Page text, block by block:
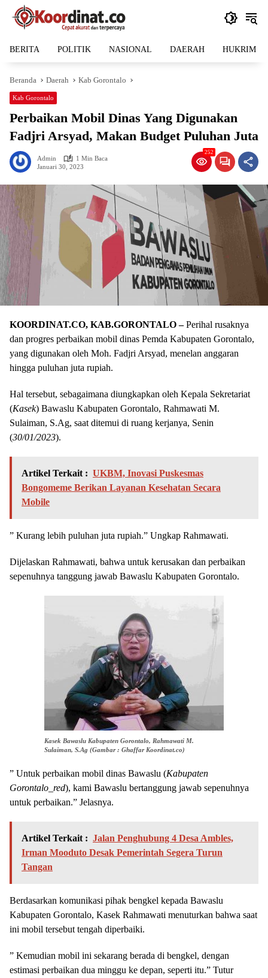
Langsung
BERITA POLITIK NASIONAL DAERAH HUKRIM
Beranda Daerah Kab Gorontalo
Kab Gorontalo
Perbaikan Mobil Dinas Yang Digunakan
Fadjri Arsyad, Makan Budget Puluhan Juta
Admin
1 Min Baca
Januari 30, 2023
252
KOORDINAT.CO, KAB.GORONTALO –Perihal rusaknya
dan progres perbaikan mobil dinas Pemda Kabupaten Gorontalo,
yang digunakan oleh Moh. Fadjri Arsyad, menelan anggaran
hingga puluhan juta rupiah.
Hal tersebut, sebagaimana diungkapkan oleh Kepala Sekretariat
(Kasek) Bawaslu Kabupaten Gorontalo, Rahmawati M.
Sulaiman, S.Ag, saat ditemui di ruang kerjanya, Senin
(30/01/2023).
Artikel Terkait : UKBM, Inovasi Puskesmas
Bongomeme Berikan Layanan Kesehatan Secara
Mobile
” Kurang lebih puluhan juta rupiah.” Ungkap Rahmawati.
Dijelaskan Rahmawati, bahwa untuk kerusakan dan perbaikan
sepenuhnya tanggung jawab Bawaslu Kabupaten Gorontalo.
Kasek Bawaslu Kabupaten Gorontalo, Rahmawati M.
Sulaiman, S.Ag (Gambar : Ghaffar Koordinat.co)
” Untuk perbaikan mobil dinas Bawaslu (Kabupaten
Gorontalo_red), kami Bawaslu bertanggung jawab sepenuhnya
untuk perbaikan.” Jelasnya.
Artikel Terkait : Jalan Penghubung 4 Desa Ambles,
Irman Mooduto Desak Pemerintah Segera Turun
Tangan
Berdasarkan komunikasi pihak bengkel kepada Bawaslu
Kabupaten Gorontalo, Kasek Rahmawati menuturkan bahwa saat
ini mobil tersebut tengah diperbaiki.
” Kemudian mobil ini sekarang berada di bengkel, dengan
estimasi perbaikan dua minggu ke depan, seperti itu.” Tutur